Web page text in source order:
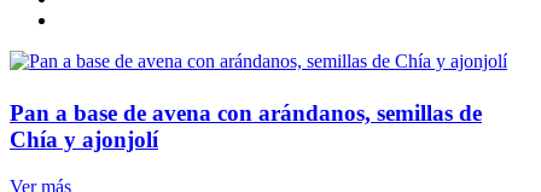
Pan a base de avena con arándanos, semillas de
Chía y ajonjolí
Ver más